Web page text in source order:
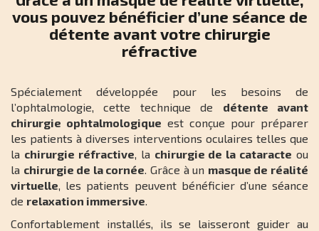
e
vous pouvez bénéficier d’une séance de
détente avant votre chirurgie
réfractive
Spécialement développée pour les besoins de
l’ophtalmologie, cette technique de détente avant
chirurgie ophtalmologique est conçue pour préparer
les patients à diverses interventions oculaires telles que
la chirurgie réfractive , la chirurgie de la cataracte ou
la chirurgie de la cornée . Grâce à un masque de réalité
virtuelle , les patients peuvent bénéficier d’une séance
de relaxation immersive
Confortablement installés, ils se laisseront guider au